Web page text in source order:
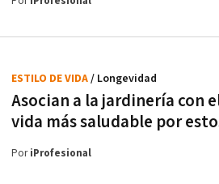
Asocian a la jardinería con
vida más saludable por
ESTILO DE VIDA/ Longevidad
PoriProfesional